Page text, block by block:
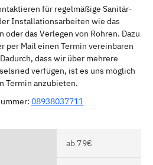
für regelmäßige Sanitär-
Installationsarbeiten wie das
das Verlegen von Rohren. Dazu
per Mail einen Termin vereinbaren
dass wir über mehrere
verfügen, ist es uns möglich
Termin anzubieten.
08938037711
ab 79€